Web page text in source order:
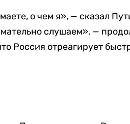
о чем я», — сказал
слушаем», —
Россия отреагирует